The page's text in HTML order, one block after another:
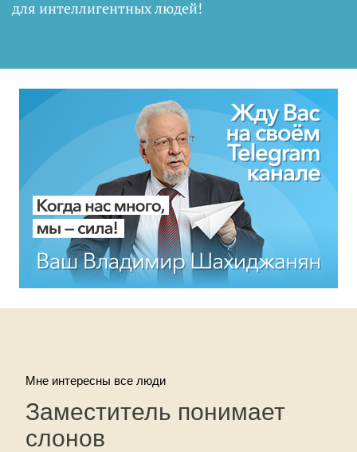
для интеллигентных людей!
Мне интересны все люди
Заместитель понимает
слонов